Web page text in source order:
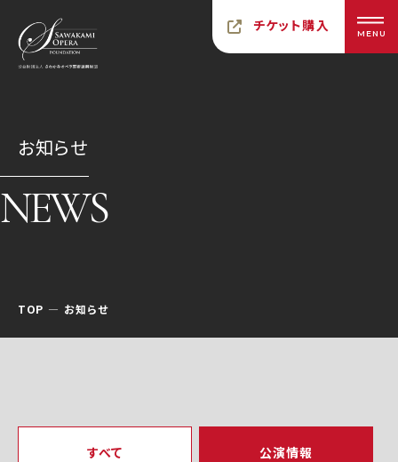
チケット購入 MENU
お知らせ
NEWS
TOP お知らせ
すべて 公演情報